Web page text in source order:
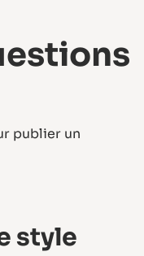
publier un
style